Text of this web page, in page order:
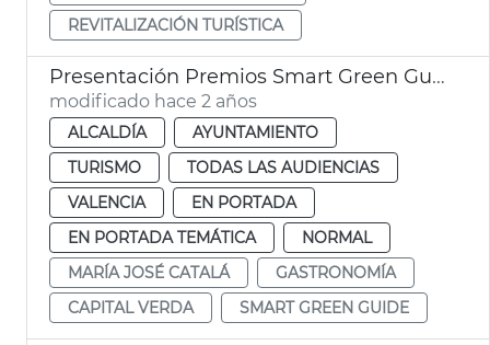
REVITALIZACIÓN TURÍSTICA
Presentación Premios Smart Green Guide 2024
modificado hace 2 años
ALCALDÍA
AYUNTAMIENTO
TURISMO
TODAS LAS AUDIENCIAS
VALENCIA
EN PORTADA
EN PORTADA TEMÁTICA
NORMAL
MARÍA JOSÉ CATALÁ
GASTRONOMÍA
CAPITAL VERDA
SMART GREEN GUIDE